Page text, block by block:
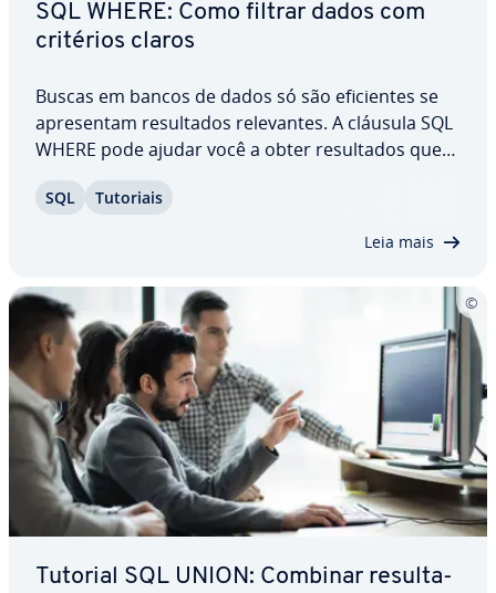
SQL WHERE: Como filtrar dados com
critérios claros
Buscas em bancos de dados só são efi­ci­en­tes se
apre­sen­tam re­sul­ta­dos re­le­van­tes. A cláusula SQL
WHERE pode ajudar você a obter re­sul­ta­dos que
es­pe­ci­fi­ca­ção dos registros a serem ana­li­sa­dos e a
SQL Tutoriais
Leia mais
Tutorial SQL UNION: Combinar re­sul­ta­